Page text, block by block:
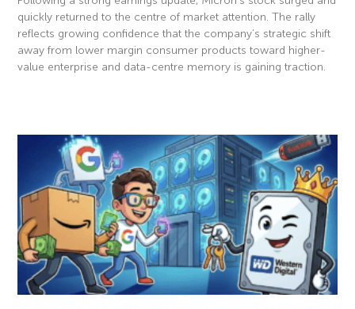
quickly returned to the centre of market attention. The rally
reflects growing confidence that the company’s strategic shift
away from lower margin consumer products toward higher-
value enterprise and data-centre memory is gaining traction.